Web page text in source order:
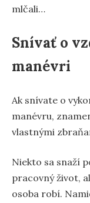
mlčali…
Snívať o
manévri
Ak snívate o
manévru,
vlastnými
Niekto sa snaží
pracovný život,
osoba robí.